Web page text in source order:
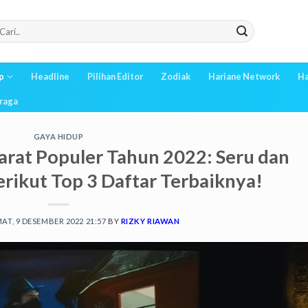
Headline Pilihan Editor Zodiak Hariane Network
GAYA HIDUP
Populer Tahun 2022: Seru dan
Top 3 Daftar Terbaiknya!
9 DESEMBER 2022 21:57 BY RIZKY RIAWAN